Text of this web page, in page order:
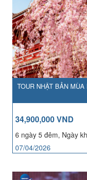
TOUR NHẬT BẢN
34,900,000 VND
6 ngày 5 đêm, Ngày
07/04/2026